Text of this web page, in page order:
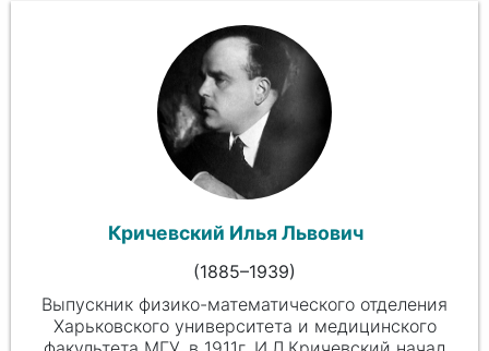
Кричевский Илья Львович
(1885–1939)
Выпускник физико-математического отделения
Харьковского университета и медицинского